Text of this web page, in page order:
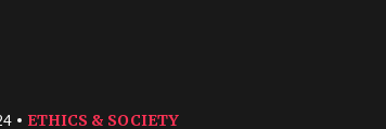
ETHICS & SOCIETY